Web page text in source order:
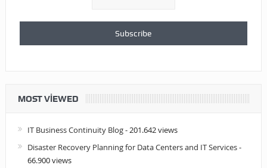
MOST VIEWED
IT Business Continuity Blog- 201.642 views
Disaster Recovery Planning for Data Centers and IT Services-
66.900 views